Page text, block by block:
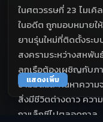
ในศตวรรษที่ 23 ไมเ
ในอดีต ถูกมอบหมายใ
ยานรุ่นใหม่ที่ติดตั้งระ
สงครามระหว่างสหพัน
ลูกเรือต้องเผชิญกับภ
ข้ามมิติและค้นหาควา
สิ่งมีชีวิตต่างดาว ควา
กาแล็กซีไปตลอดกาล
แสดงเพิ่ม